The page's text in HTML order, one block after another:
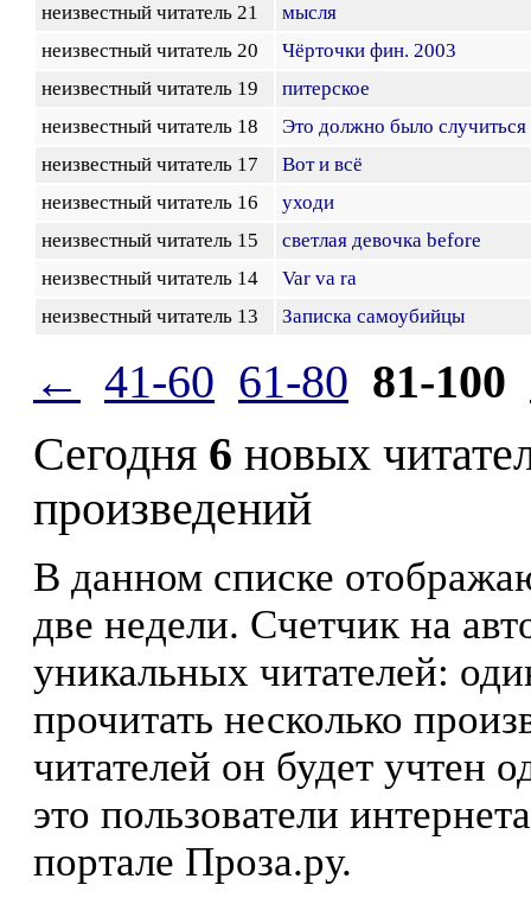
неизвестный читатель 21
мысля
неизвестный читатель 20
Чёрточки фин. 2003
неизвестный читатель 19
питерское
неизвестный читатель 18
Это должно было случиться
неизвестный читатель 17
Вот и всё
неизвестный читатель 16
уходи
неизвестный читатель 15
cветлая девочка before
неизвестный читатель 14
Var va ra
неизвестный читатель 13
Записка самоубийцы
← 41-60 61-80 81-100
Сегодня 6 новых
произведений
В данном списке
две недели. Счетчик на
уникальных читателей:
прочитать несколько
читателей он будет учтен
это пользователи
портале Проза.ру.